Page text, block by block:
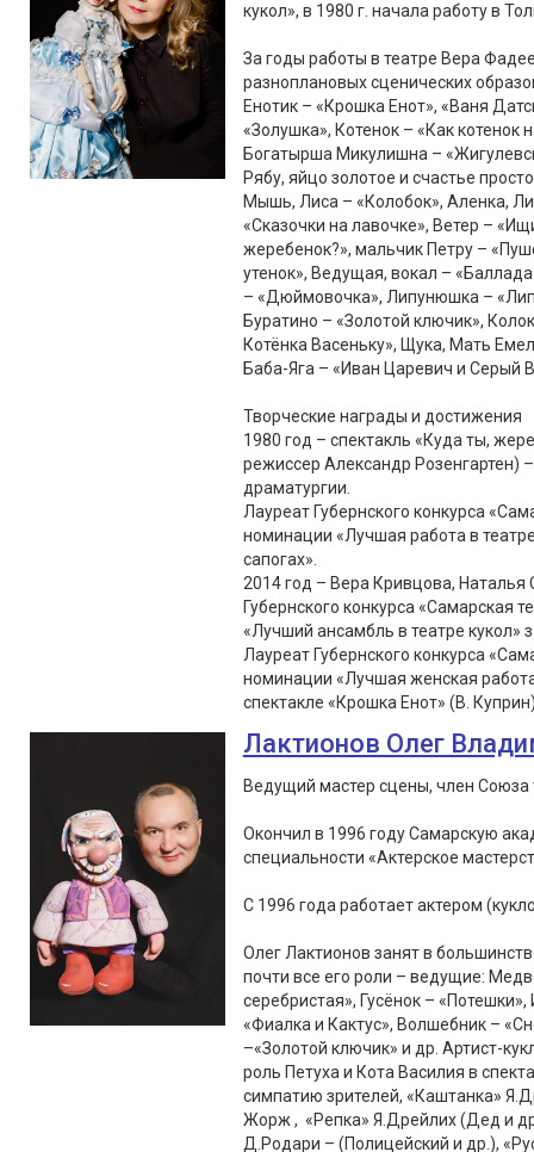
кукол», в 1980 г. начала работу в
За годы работы в театре Вера
разноплановых сценических
Енотик – «Крошка Енот», «Ваня
«Золушка», Котенок – «Как
Богатырша Микулишна –
Рябу, яйцо золотое и счастье
Мышь, Лиса – «Колобок», Аленка,
«Сказочки на лавочке», Ветер –
жеребенок?», мальчик Петру –
утенок», Ведущая, вокал –
– «Дюймовочка», Липунюшка –
Буратино – «Золотой ключик»,
Котёнка Васеньку», Щука, Мать
Баба-Яга – «Иван Царевич и Серый
Творческие награды и достижения
1980 год – спектакль «Куда ты,
режиссер Александр Розенгартен)
драматургии.
Лауреат Губернского конкурса
номинации «Лучшая работа в
сапогах».
2014 год – Вера Кривцова,
Губернского конкурса «Самарская
«Лучший ансамбль в театре кукол»
Лауреат Губернского конкурса
номинации «Лучшая женская
спектакле «Крошка Енот» (В.
Лактионов Олег
Ведущий мастер сцены, член Союза
Окончил в 1996 году Самарскую
специальности «Актерское
С 1996 года работает актером
Олег Лактионов занят в
почти все его роли – ведущие:
серебристая», Гусёнок –
«Фиалка и Кактус», Волшебник –
–«Золотой ключик» и др. Артист-
роль Петуха и Кота Василия в
симпатию зрителей, «Каштанка»
Жорж , «Репка» Я.Дрейлих (Дед и
Д.Родари – (Полицейский и др.),